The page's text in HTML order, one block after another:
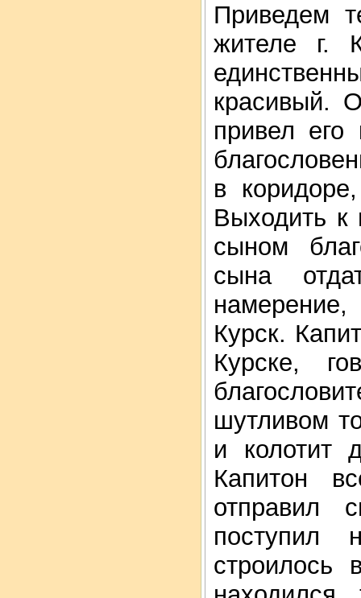
Приведем
жителе г.
красивый.
привел его
в
Выходить к
сыном
сына
Курск.
Курске,
шутливом
и колотит
Капитон
отправил
поступил
строилось